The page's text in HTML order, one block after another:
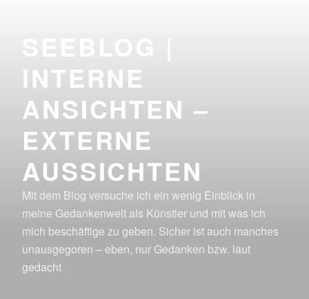
INTERNE
ANSICHTEN –
EXTERNE
AUSSICHTEN
Mit dem Blog versuche ich ein wenig Einblick in
meine Gedankenwelt als Künstler und mit was ich
mich beschäftige zu geben. Sicher ist auch manches
unausgegoren – eben, nur Gedanken bzw. laut
gedacht